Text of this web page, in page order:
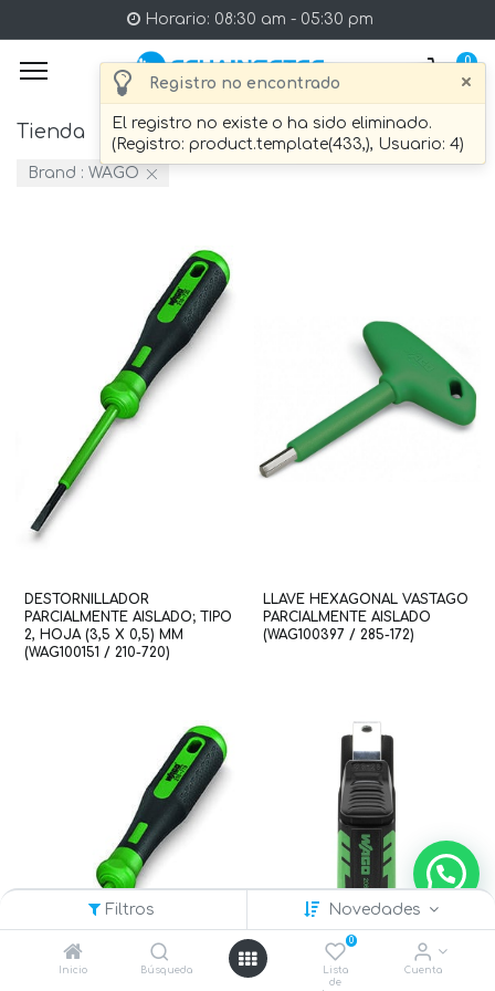
Registro no encontrado ×
El registro no existe o ha sido eliminado.
(Registro: product.template(433,), Usuario: 4)
Filtros Novedades
Inicio Búsqueda
0
Lista
de
Cuenta
Horario: 08:30 am - 05:30 pm
0
Tienda 11 artículo Encontrado.
Brand : WAGO
DESTORNILLADOR
PARCIALMENTE AISLADO; TIPO
2, HOJA (3,5 X 0,5) MM
(WAG100151 / 210-720)
LLAVE HEXAGONAL VASTAGO
PARCIALMENTE AISLADO
(WAG100397 / 285-172)